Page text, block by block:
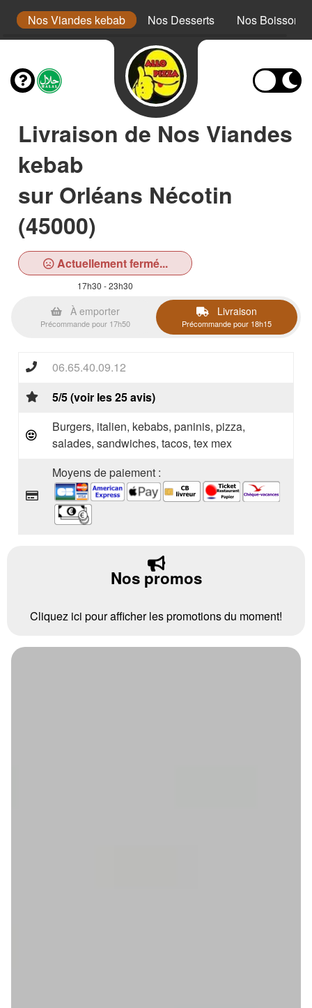
Nos Viandes kebab Nos Desserts Nos Boissons
Livraison de Nos Viandes
kebab
sur Orléans Nécotin
(45000)
Actuellement fermé...
17h30 - 23h30
À emporter
Précommande pour 17h50
Livraison
Précommande pour 18h15
06.65.40.09.12
5/5 (voir les 25 avis)
Burgers, italien, kebabs, paninis, pizza,
salades, sandwiches, tacos, tex mex
Moyens de paiement :
Nos promos
Cliquez ici pour afficher les promotions du moment!